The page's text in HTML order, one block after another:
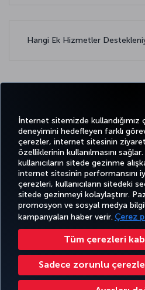
İnternet sitemizde kullandığımız
deneyimini hedefleyen farklı
çerezler, internet sitesinin
özelliklerinin kullanılmasını
kullanıcıların sitede gezinme
internet sitesinin performansını
çerezleri, kullanıcıların sitedeki
sitede gezinmeyi kolaylaştırır.
promosyon ve sosyal medya
kampanyaları haber verir. Çerez
Tüm çerezleri
Sadece zorunlu
Hangi Ek Hizmetler
TwitterFacebook
Instagram
BİLET
AL VE
YÖNET
DENEYİM
FIRSATLAR
VE UÇUŞ
NOKTALARI
Bilgi Toplumu Hizmetleri Erişilebilirlik Gizlilik ve Çerez
Çerez Ayarlarını Değiştir
Türk Hava Yolları A.O. Her hakkı saklıdır. © 1996 - 2025 Türk
Mastercard International lisansı ile Advanzia Bank S.A.
ziyaret edebilirsiniz. ¹ Yabancı para ödemeleri için kullanılan
çekimlerde fiyat listesine uygun